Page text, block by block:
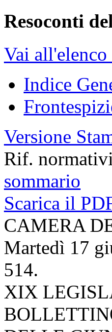
Resoconti
Vai
Indice
Versione
Rif. normativi
sommario
Scarica il
CAMERA
Martedì 17
514.
XIX